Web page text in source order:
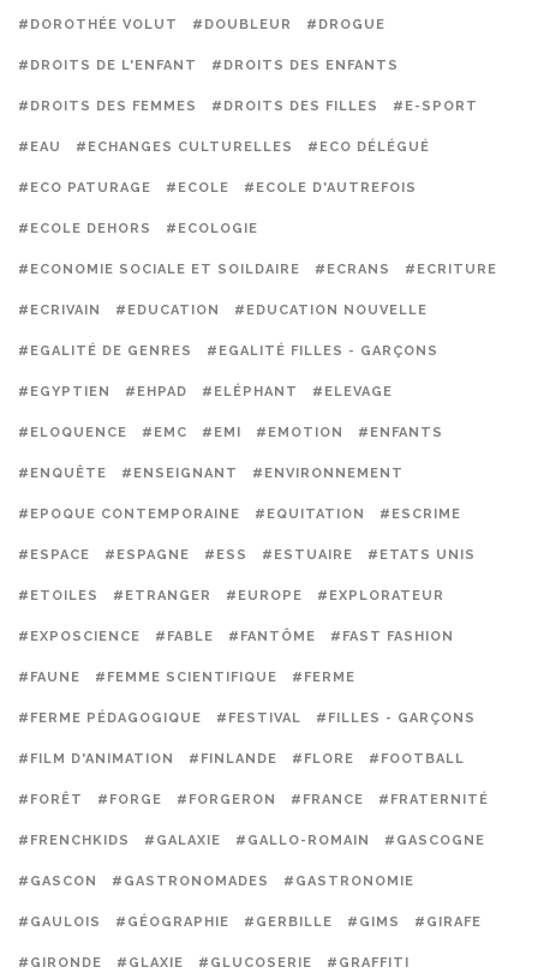
#DOROTHÉE VOLUT #DOUBLEUR #DROGUE
#DROITS DE L'ENFANT #DROITS DES ENFANTS
#DROITS DES FEMMES #DROITS DES FILLES #E-SPORT
#EAU #ECHANGES CULTURELLES #ECO DÉLÉGUÉ
#ECO PATURAGE #ECOLE #ECOLE D'AUTREFOIS
#ECOLE DEHORS #ECOLOGIE
#ECONOMIE SOCIALE ET SOILDAIRE #ECRANS #ECRITURE
#ECRIVAIN #EDUCATION #EDUCATION NOUVELLE
#EGALITÉ DE GENRES #EGALITÉ FILLES - GARÇONS
#EGYPTIEN #EHPAD #ELÉPHANT #ELEVAGE
#ELOQUENCE #EMC #EMI #EMOTION #ENFANTS
#ENQUÊTE #ENSEIGNANT #ENVIRONNEMENT
#EPOQUE CONTEMPORAINE #EQUITATION #ESCRIME
#ESPACE #ESPAGNE #ESS #ESTUAIRE #ETATS UNIS
#ETOILES #ETRANGER #EUROPE #EXPLORATEUR
#EXPOSCIENCE #FABLE #FANTÔME #FAST FASHION
#FAUNE #FEMME SCIENTIFIQUE #FERME
#FERME PÉDAGOGIQUE #FESTIVAL #FILLES - GARÇONS
#FILM D'ANIMATION #FINLANDE #FLORE #FOOTBALL
#FORÊT #FORGE #FORGERON #FRANCE #FRATERNITÉ
#FRENCHKIDS #GALAXIE #GALLO-ROMAIN #GASCOGNE
#GASCON #GASTRONOMADES #GASTRONOMIE
#GAULOIS #GÉOGRAPHIE #GERBILLE #GIMS #GIRAFE
#GIRONDE #GLAXIE #GLUCOSERIE #GRAFFITI